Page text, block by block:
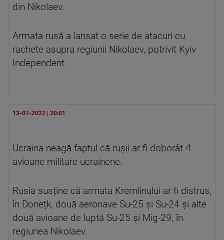
din Nikolaev.
Armata rusă a lansat o serie de atacuri cu
rachete asupra regiunii Nikolaev, potrivit Kyiv
Independent.
13-07-2022 | 20:01
Ucraina neagă faptul că rușii ar fi doborât 4
avioane militare ucrainene.
Rusia susține că armata Kremlinului ar fi distrus,
în Donețk, două aeronave Su-25 și Su-24 și alte
două avioane de luptă Su-25 și Mig-29, în
regiunea Nikolaev.